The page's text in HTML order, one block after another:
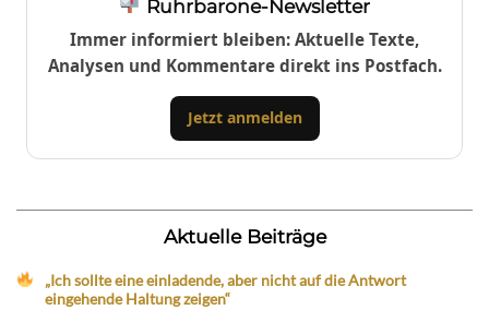
Ruhrbarone-Newsletter
Immer informiert bleiben: Aktuelle Texte,
Analysen und Kommentare direkt ins Postfach.
Jetzt anmelden
Aktuelle Beiträge
„Ich sollte eine einladende, aber nicht auf die Antwort
eingehende Haltung zeigen“